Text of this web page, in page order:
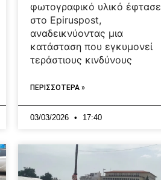
φωτογραφικό υλικό έφτασε
στο Epiruspost,
αναδεικνύοντας μια
κατάσταση που εγκυμονεί
τεράστιους κινδύνους
ΠΕΡΙΣΣΟΤΕΡΑ »
03/03/2026 17:40